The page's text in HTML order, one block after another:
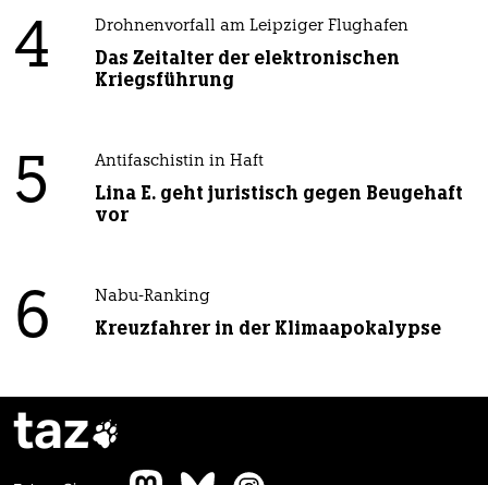
4 Drohnenvorfall am Leipziger Flughafen
Das Zeitalter der elektronischen
Kriegsführung
5 Antifaschistin in Haft
Lina E. geht juristisch gegen Beugehaft
vor
6 Nabu-Ranking
Kreuzfahrer in der Klimaapokalypse
taz